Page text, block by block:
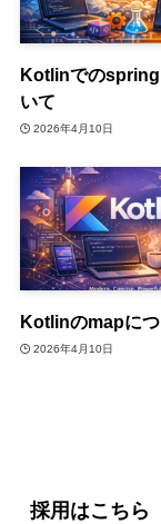
Kotlinでの
いて
2026年4月10日
Kotlinのmapに
2026年4月10日
採用はこちら